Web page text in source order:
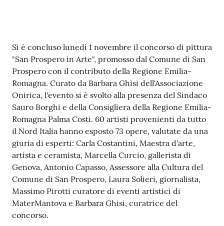
Seguici
su
Contenuto
Si è concluso lunedì 1 novembre il concorso di pittura
"San Prospero in Arte", promosso dal Comune di San
Prospero con il contributo della Regione Emilia-
Romagna. Curato da Barbara Ghisi dell'Associazione
Onirica, l'evento si è svolto alla presenza del Sindaco
Sauro Borghi e della Consigliera della Regione Emilia-
Romagna Palma Costi. 60 artisti provenienti da tutto
il Nord Italia hanno esposto 73 opere, valutate da una
giuria di esperti: Carla Costantini, Maestra d'arte,
artista e ceramista, Marcella Curcio, gallerista di
Genova, Antonio Capasso, Assessore alla Cultura del
Comune di San Prospero, Laura Solieri, giornalista,
Massimo Pirotti curatore di eventi artistici di
MaterMantova e Barbara Ghisi, curatrice del
concorso.